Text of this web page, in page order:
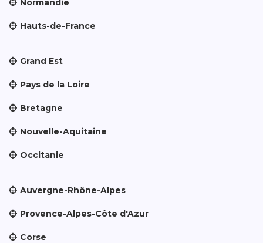
Hauts-de-France
Grand Est
Pays de la Loire
Bretagne
Nouvelle-Aquitaine
Occitanie
Auvergne-Rhône-Alpes
Provence-Alpes-Côte d'Azur
Corse